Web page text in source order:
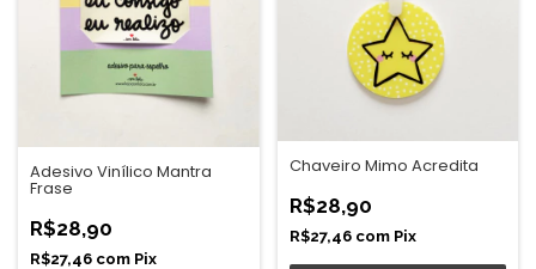
Adesivo Vinílico Mantra
Frase
R$28,90
R$27,46 com Pix
Chaveiro Mimo Acredita
R$28,90
R$27,46 com Pix